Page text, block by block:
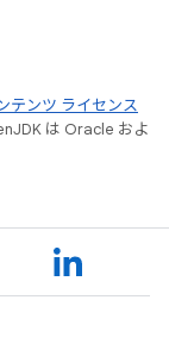
テンツ ライセンス
は Oracle およ